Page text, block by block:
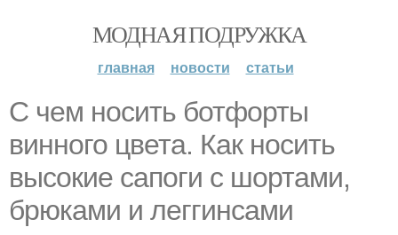
МОДНАЯ ПОДРУЖКА
главная новости статьи
С чем носить ботфорты
винного цвета. Как носить
высокие сапоги с шортами,
брюками и леггинсами